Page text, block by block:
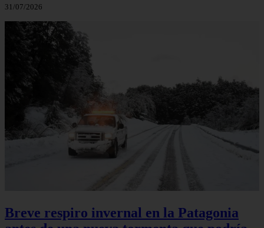
31/07/2026
Breve respiro invernal en la Patagonia